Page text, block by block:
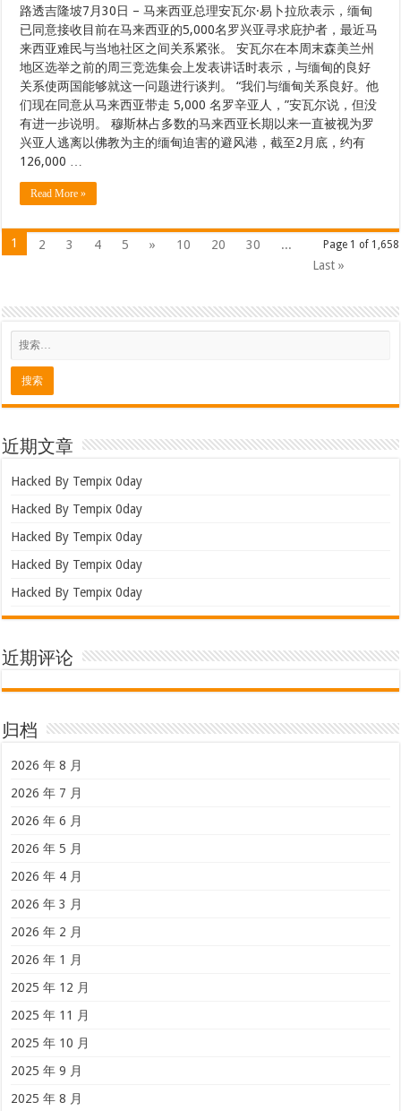
路透吉隆坡7月30日 – 马来西亚总理安瓦尔·易卜拉欣表示，缅甸
已同意接收目前在马来西亚的5,000名罗兴亚寻求庇护者，最近马
来西亚难民与当地社区之间关系紧张。 安瓦尔在本周末森美兰州
地区选举之前的周三竞选集会上发表讲话时表示，与缅甸的良好
关系使两国能够就这一问题进行谈判。 “我们与缅甸关系良好。他
们现在同意从马来西亚带走 5,000 名罗辛亚人，”安瓦尔说，但没
有进一步说明。 穆斯林占多数的马来西亚长期以来一直被视为罗
兴亚人逃离以佛教为主的缅甸迫害的避风港，截至2月底，约有
126,000 …
Read More »
Page 1 of 1,658
1 2 3 4 5 » 10 20 30
...
Last »
近期文章
Hacked By Tempix 0day
Hacked By Tempix 0day
Hacked By Tempix 0day
Hacked By Tempix 0day
Hacked By Tempix 0day
近期评论
归档
2026 年 8 月
2026 年 7 月
2026 年 6 月
2026 年 5 月
2026 年 4 月
2026 年 3 月
2026 年 2 月
2026 年 1 月
2025 年 12 月
2025 年 11 月
2025 年 10 月
2025 年 9 月
2025 年 8 月